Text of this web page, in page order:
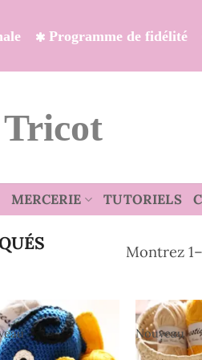
Programme de fidélité
MERCERIE TUTORIELS
Montrez
Nouveau